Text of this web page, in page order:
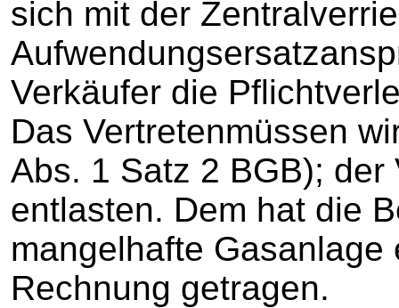
sich mit der
Verkäufer die
Das Vertretenmüssen
Abs. 1 Satz 2 BGB);
entlasten. Dem hat die
mangelhafte
Rechnung getragen.